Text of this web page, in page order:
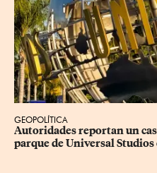
GEOPOLÍTICA
Autoridades reportan un
parque de Universal